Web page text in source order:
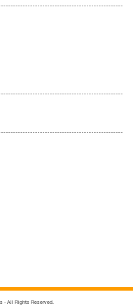
- All Rights Reserved.